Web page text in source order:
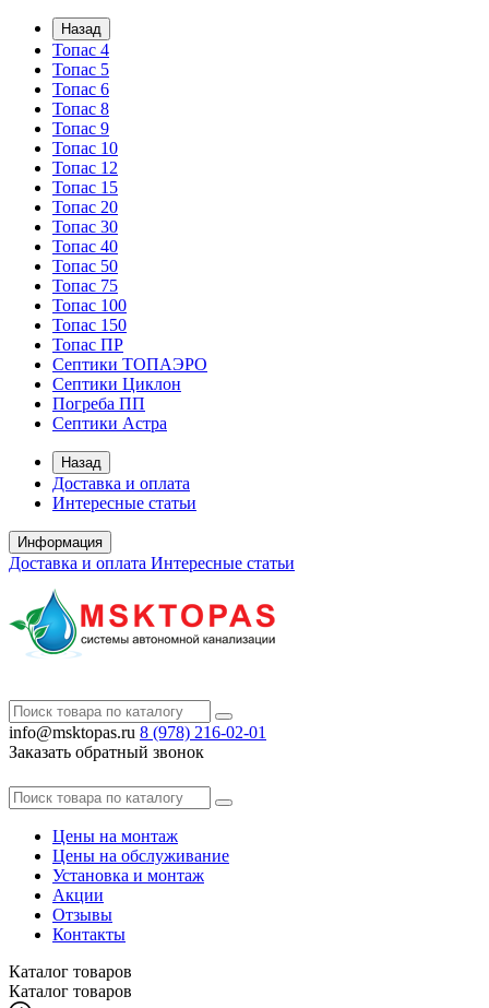
Назад
Топас 4
Топас 5
Топас 6
Топас 8
Топас 9
Топас 10
Топас 12
Топас 15
Топас 20
Топас 30
Топас 40
Топас 50
Топас 75
Топас 100
Топас 150
Топас ПР
Септики ТОПАЭРО
Септики Циклон
Погреба ПП
Септики Астра
Назад
Доставка и оплата
Интересные статьи
Информация
Доставка и оплата Интересные статьи
info@msktopas.ru 8 (978) 216-02-01
Заказать обратный звонок
Цены на монтаж
Цены на обслуживание
Установка и монтаж
Акции
Отзывы
Контакты
Каталог товаров
Каталог товаров